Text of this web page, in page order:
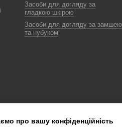
Засоби для догляду за
гладкою шкірою
Засоби для догляду за замшею
та нубуком
про вашу конфіденційність